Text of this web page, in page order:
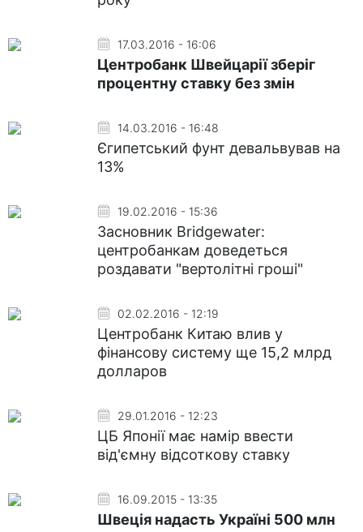
17.03.2016 - 16:06
Центробанк Швейцарії зберіг
процентну ставку без змін
14.03.2016 - 16:48
Єгипетський фунт девальвував на
13%
19.02.2016 - 15:36
Засновник Bridgewater:
центробанкам доведеться
роздавати "вертолітні гроші"
02.02.2016 - 12:19
Центробанк Китаю влив у
фінансову систему ще 15,2 млрд
долларов
29.01.2016 - 12:23
ЦБ Японії має намір ввести
від'ємну відсоткову ставку
16.09.2015 - 13:35
Швеція надасть Україні 500 млн